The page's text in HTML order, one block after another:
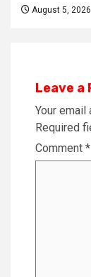
August 5, 2026
Leave a
Your
Required
Comment *